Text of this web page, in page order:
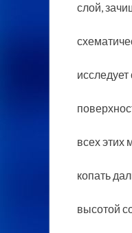
слой,
всех этих
копать
высотой